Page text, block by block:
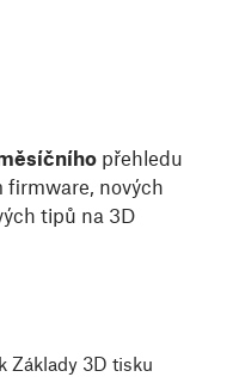
přehledu
firmware, nových
tipů na 3D
Základy 3D tisku